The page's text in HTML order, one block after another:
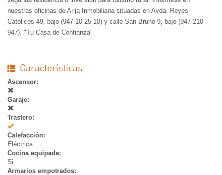
nuestras oficinas de Arija Inmobiliaria situadas en Avda. Reyes
Católicos 49, bajo (947 10 25 10) y calle San Bruno 9, bajo (947 210
947). "Tu Casa de Confianza"
Características
Ascensor:
Garaje:
Trastero:
Si
Calefacción:
Eléctrica
Cocina equipada:
Si
Armarios empotrados: